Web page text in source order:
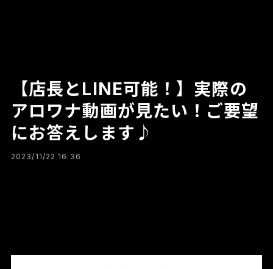
【店長とLINE可能！】実際の
アロワナ動画が見たい！ご要望
にお答えします♪
2023/11/22 16:36